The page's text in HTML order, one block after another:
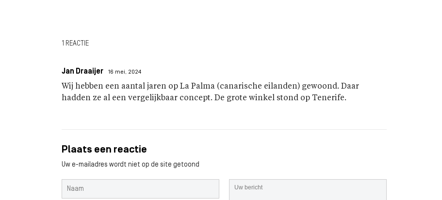
1 REACTIE
Jan Draaijer 16 mei, 2024
Wij hebben een aantal jaren op La Palma (canarische eilanden) gewoond. Daar
hadden ze al een vergelijkbaar concept. De grote winkel stond op Tenerife.
Plaats een reactie
Uw e-mailadres wordt niet op de site getoond